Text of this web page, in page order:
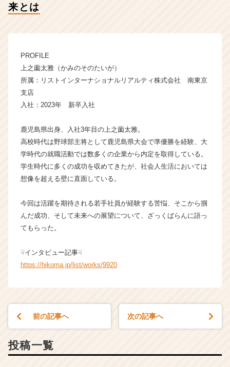
式
会
の
イ
ム
ラ
イ
ン】
|
ン
チ
ャ
企
か
ウ
来とは
PROFILE
上之薗太雅（かみのそのたいが）
所属：リストインターナショナルリアルティ株式会社 南東京
支店
入社：2023年 新卒入社
鹿児島県出身、入社3年目の上之薗太雅。
高校時代は野球部主将として鹿児島県大会で準優勝を経験、大
学時代の就職活動では数多くの企業から内定を取得している。
学生時代に多くの成功を収めてきたが、社会人生活においては
想像を超える壁に直面している。
今回は活躍を期待される若手社員が経験する苦悩、そこから掴
んだ成功、そして未来への展望について、ざっくばらんに語っ
てもらった。
☟インタビュー記事☟
https://hikoma.jp/list/works/9920
前の記事へ 次の記事へ
投稿一覧